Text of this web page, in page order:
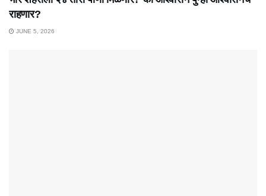
राहणार?
JUNE 5, 2026